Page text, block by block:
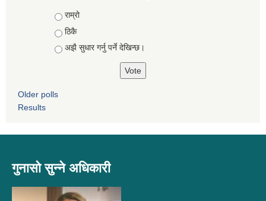
Choices
राम्रो
ठिकै
अझै सुधार गर्नु पर्ने देखिन्छ।
Older polls
Results
गुनासो सुन्ने अधिकारी